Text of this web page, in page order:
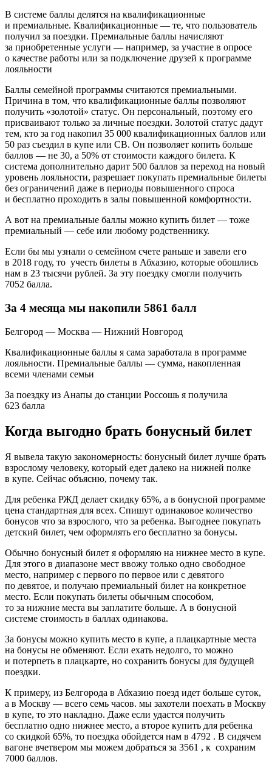
В системе баллы делятся на квалификационные
и премиальные. Квалификационные — те, что пользователь
получил за поездки. Премиальные баллы начисляют
за приобретенные услуги — например, за участие в опросе
о качестве работы или за подключение друзей к программе
лояльности
Баллы семейной программы считаются премиальными.
Причина в том, что квалификационные баллы позволяют
получить «золотой» статус. Он персональный, поэтому его
присваивают только за личные поездки. Золотой статус дадут
тем, кто за год накопил 35 000 квалификационных баллов или
50 раз съездил в купе или СВ. Он позволяет копить больше
баллов — не 30, а 50% от стоимости каждого билета. К
система дополнительно дарит 500 баллов за переход на новый
уровень лояльности, разрешает покупать премиальные билеты
без ограничений даже в периоды повышенного спроса
и бесплатно проходить в залы повышенной комфортности.
А вот на премиальные баллы можно купить билет — тоже
премиальный — себе или любому родственнику.
Если бы мы узнали о семейном счете раньше и завели его
в 2018 году, то учесть билеты в Абхазию, которые обошлись
нам в 23 тысячи рублей. За эту поездку смогли получить
7052 балла.
За 4 месяца мы накопили 5861 балл
Белгород — Москва — Нижний Новгород
Квалификационные баллы я сама заработала в программе
лояльности. Премиальные баллы — сумма, накопленная
всеми членами семьи
За поездку из Анапы до станции Россошь я получила
623 балла
Когда выгодно брать бонусный билет
Я вывела такую закономерность: бонусный билет лучше брать
взрослому человеку, который едет далеко на нижней полке
в купе. Сейчас объясню, почему так.
Для ребенка РЖД делает скидку 65%, а в бонусной программе
цена стандартная для всех. Спишут одинаковое количество
бонусов что за взрослого, что за ребенка. Выгоднее покупать
детский билет, чем оформлять его бесплатно за бонусы.
Обычно бонусный билет я оформляю на нижнее место в купе.
Для этого в диапазоне мест ввожу только одно свободное
место, например с первого по первое или с девятого
по девятое, и получаю премиальный билет на конкретное
место. Если покупать билеты обычным способом,
то за нижние места вы заплатите больше. А в бонусной
системе стоимость в баллах одинакова.
За бонусы можно купить место в купе, а плацкартные места
на бонусы не обменяют. Если ехать недолго, то можно
и потерпеть в плацкарте, но сохранить бонусы для будущей
поездки.
К примеру, из Белгорода в Абхазию поезд идет больше суток,
а в Москву — всего семь часов. мы захотели поехать в Москву
в купе, то это накладно. Даже если удастся получить
бесплатно одно нижнее место, а второе купить для ребенка
со скидкой 65%, то поездка обойдется нам в 4792 . В сидячем
вагоне вчетвером мы можем добраться за 3561 , к сохраним
7000 баллов.